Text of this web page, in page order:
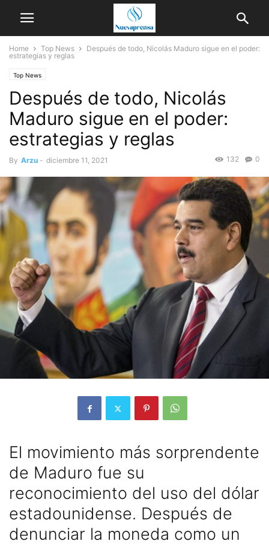
Home Top News
Después de todo, Nicolás Maduro sigue en el poder:
estrategias y reglas
Top News
Después de todo, Nicolás
Maduro sigue en el poder:
estrategias y reglas
By Arzu - diciembre 11, 2021 0
132
El movimiento más sorprendente
de Maduro fue su
reconocimiento del uso del dólar
estadounidense. Después de
denunciar la moneda como un